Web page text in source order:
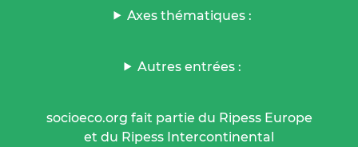
Axes thématiques :
Autres entrées :
socioeco.org fait partie du Ripess Europe
et du Ripess Intercontinental